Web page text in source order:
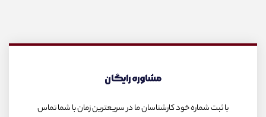
مشاوره رایگان
با ثبت شماره خود کارشناسان ما در سریعترین زمان با شما تماس